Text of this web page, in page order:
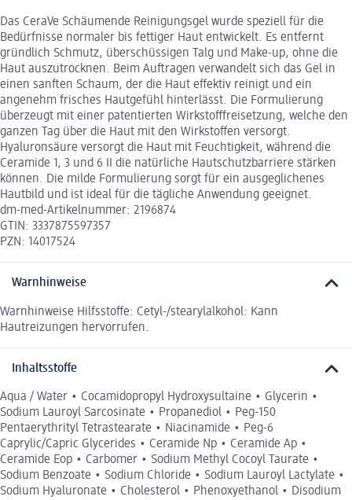
Das CeraVe Schäumende Reinigungsgel wurde speziell für die
Bedürfnisse normaler bis fettiger Haut entwickelt. Es entfernt
gründlich Schmutz, überschüssigen Talg und Make-up, ohne die
Haut auszutrocknen. Beim Auftragen verwandelt sich das Gel in
einen sanften Schaum, der die Haut effektiv reinigt und ein
angenehm frisches Hautgefühl hinterlässt. Die Formulierung
überzeugt mit einer patentierten Wirkstofffreisetzung, welche den
ganzen Tag über die Haut mit den Wirkstoffen versorgt.
Hyaluronsäure versorgt die Haut mit Feuchtigkeit, während die
Ceramide 1, 3 und 6 II die natürliche Hautschutzbarriere stärken
können. Die milde Formulierung sorgt für ein ausgeglichenes
Hautbild und ist ideal für die tägliche Anwendung geeignet.
dm-med-Artikelnummer: 2196874
GTIN: 3337875597357
PZN: 14017524
Warnhinweise
Warnhinweise Hilfsstoffe: Cetyl-/stearylalkohol: Kann
Hautreizungen hervorrufen.
Inhaltsstoffe
Aqua / Water • Cocamidopropyl Hydroxysultaine • Glycerin •
Sodium Lauroyl Sarcosinate • Propanediol • Peg-150
Pentaerythrityl Tetrastearate • Niacinamide • Peg-6
Caprylic/Capric Glycerides • Ceramide Np • Ceramide Ap •
Ceramide Eop • Carbomer • Sodium Methyl Cocoyl Taurate •
Sodium Benzoate • Sodium Chloride • Sodium Lauroyl Lactylate •
Sodium Hyaluronate • Cholesterol • Phenoxyethanol • Disodium